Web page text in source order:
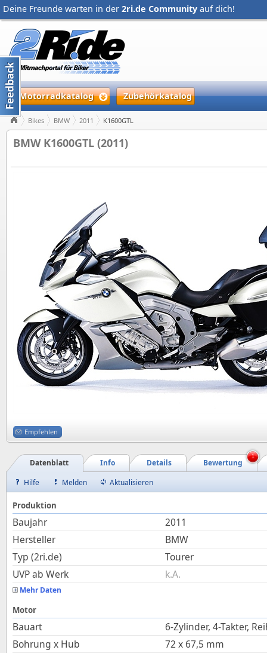
Deine Freunde warten in der 2ri.de Community auf dich!
Motorradkatalog Zubehörkatalog
Bikes BMW 2011 K1600GTL
BMW K1600GTL (2011)
Empfehlen
Bewertung
Details
Info
Datenblatt
1
Hilfe Melden Aktualisieren
Produktion
Baujahr
2011
Hersteller
BMW
Typ (2ri.de)
Tourer
UVP ab Werk
k.A.
Mehr Daten
Motor
Bauart
6-Zylinder, 4-Takter,
Bohrung x Hub
72 x 67,5 mm